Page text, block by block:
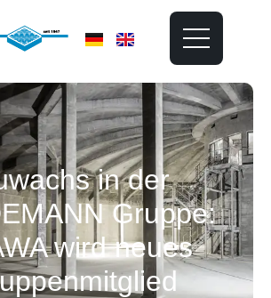
in der
Gruppe:
wird neues